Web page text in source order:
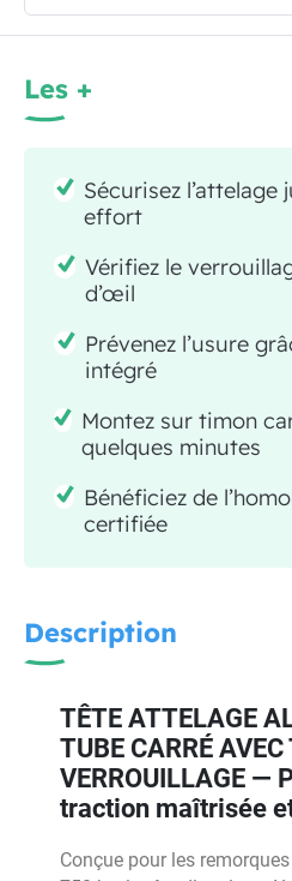
Les +
Sécurisez l’attelage
effort
Vérifiez le
d’œil
Prévenez l’usure
intégré
Montez sur timon
quelques minutes
Bénéficiez de
certifiée
Description
TÊTE ATTELAGE
TUBE CARRÉ
VERROUILLAGE —
traction maîtrisée
Conçue pour les